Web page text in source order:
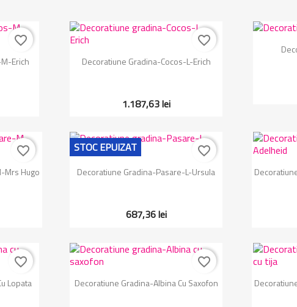
Erich
favorite_border
Vizualizare rapida
Decoratiune Gradina-Cocos-L-Erich
1.187,63 lei
favorite_border
Mrs Hugo
favorite_border
Vizualizare rapida
Decoratiune Gradina-Pasare-L-Ursula
687,36 lei
STOC EPUIZAT
favorite_border
Lopata
favorite_border
Vizualizare rapida
Decoratiune Gradina-Albina Cu Saxofon
favorite_border